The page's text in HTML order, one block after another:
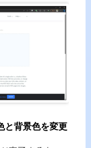
と背景色を変更